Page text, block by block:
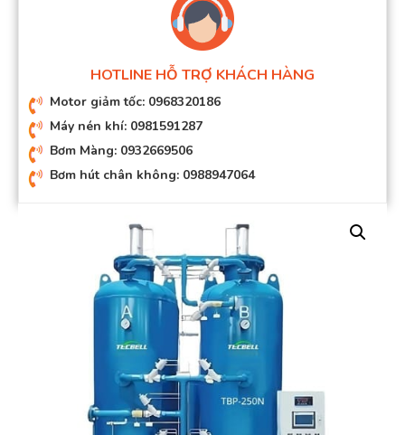
HOTLINE HỖ TRỢ KHÁCH HÀNG
Motor giảm tốc: 0968320186
Máy nén khí: 0981591287
Bơm Màng: 0932669506
Bơm hút chân không: 0988947064